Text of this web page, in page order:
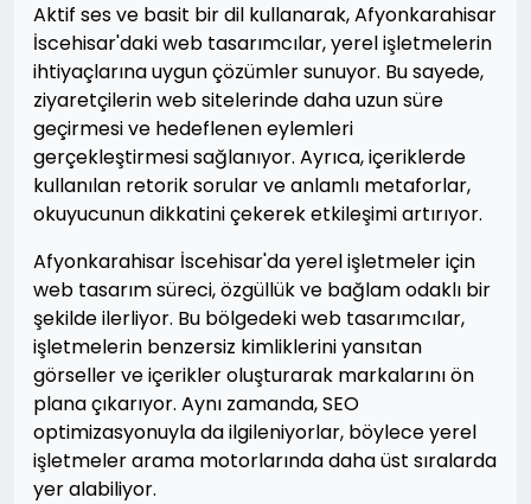
Aktif ses ve basit bir dil kullanarak, Afyonkarahisar
İscehisar'daki web tasarımcılar, yerel işletmelerin
ihtiyaçlarına uygun çözümler sunuyor. Bu sayede,
ziyaretçilerin web sitelerinde daha uzun süre
geçirmesi ve hedeflenen eylemleri
gerçekleştirmesi sağlanıyor. Ayrıca, içeriklerde
kullanılan retorik sorular ve anlamlı metaforlar,
okuyucunun dikkatini çekerek etkileşimi artırıyor.
Afyonkarahisar İscehisar'da yerel işletmeler için
web tasarım süreci, özgüllük ve bağlam odaklı bir
şekilde ilerliyor. Bu bölgedeki web tasarımcılar,
işletmelerin benzersiz kimliklerini yansıtan
görseller ve içerikler oluşturarak markalarını ön
plana çıkarıyor. Aynı zamanda, SEO
optimizasyonuyla da ilgileniyorlar, böylece yerel
işletmeler arama motorlarında daha üst sıralarda
yer alabiliyor.